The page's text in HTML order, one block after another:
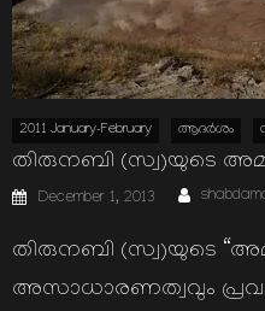
2011 January-February ആദര്‍ശം
തിരുനബി (സ്വ)യുടെ
Posted
on
December 1, 2013 Author
തിരുനബി (സ്വ)യുടെ
അസാധാരണത്വവും